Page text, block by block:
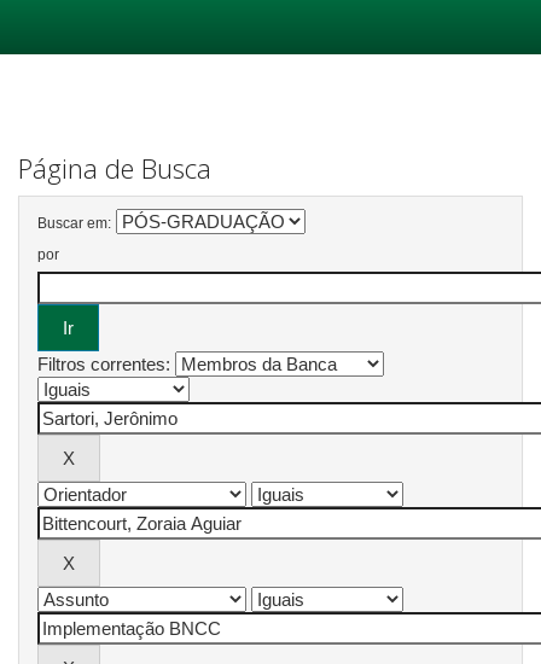
Página de Busca
Buscar em:
por
Filtros correntes: